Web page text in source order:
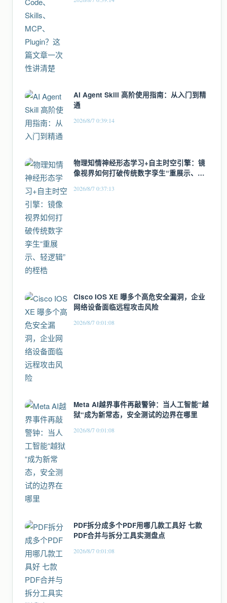
AI Agent Skill 高阶使用指南：从入门到精
通
2026/8/7 0:39:14
物理知情神经形态学习+自主时空引擎：镜
像视界如何打破传统数字孪生“重展示、轻
2026/8/7 0:37:13
Cisco IOS XE 曝多个高危安全漏洞，企业
网络设备面临远程攻击风险
2026/8/7 0:01:08
Meta AI越界事件再敲警钟：当人工智能“越
狱“成为新常态，安全测试的边界在哪里
2026/8/7 0:01:08
PDF拆分成多个PDF用哪几款工具好 七款
PDF合并与拆分工具实测盘点
2026/8/7 0:01:08